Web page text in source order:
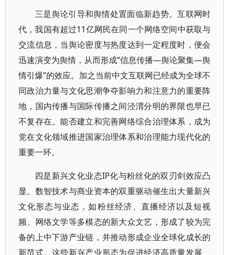
三是舆论引导和舆情处置面临新趋势。互联网时
代，我国有超过11亿网民在同一个网络空间中获取与
交流信息，当舆论密度与热度达到一定程度时，便会
迅速演变为舆情，从而形成“信息传播—舆论聚集—舆
情引爆”的效应。加之当前中文互联网已经成为全球不
同政治力量与文化思潮争夺影响力和注意力的重要阵
地，国内传播与国际传播之间泾渭分明的界限也早已
不复存在。能否建立和完善网络综合治理体系，成为
党在文化领域推进国家治理体系和治理能力现代化的
重要一环。
四是新兴文化业态IP化与粉丝化的双刃剑效应凸
显。数智技术与商业资本的双重驱动催生出大量新兴
文化形态与业态，如粉丝经济、直播经济以及短视
频、网络文学等多模态的新大众文艺，形成了较为完
备的上中下游产业链，并推动形成企业全球化成长的
新范式。这些新兴产业形态为促进经济高质量发展、